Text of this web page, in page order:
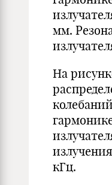
мм.
На
кГц.